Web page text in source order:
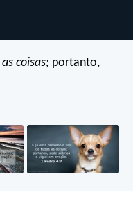
as coisas; portanto,